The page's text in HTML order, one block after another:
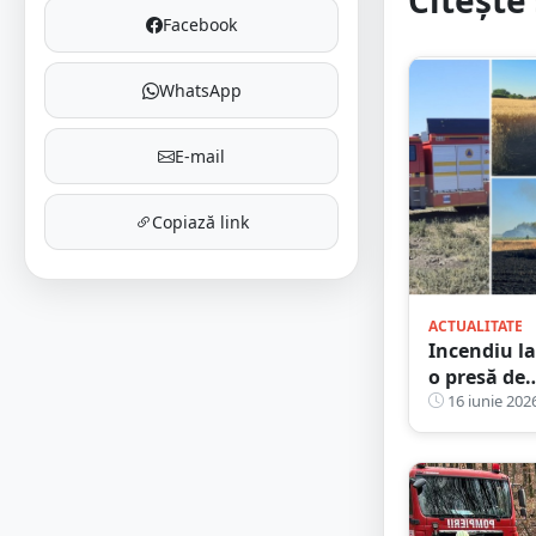
Facebook
WhatsApp
E-mail
Copiază link
ACTUALITATE
Incendiu la
o presă de
balotat, în
județul
Mare. Ard
mai multe
hectare
16 iunie